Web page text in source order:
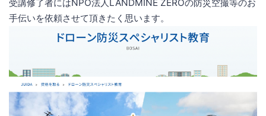
受講修了者にはNPO法人LANDMINE ZEROの防災空撮等のお
手伝いを依頼させて頂きたく思います。